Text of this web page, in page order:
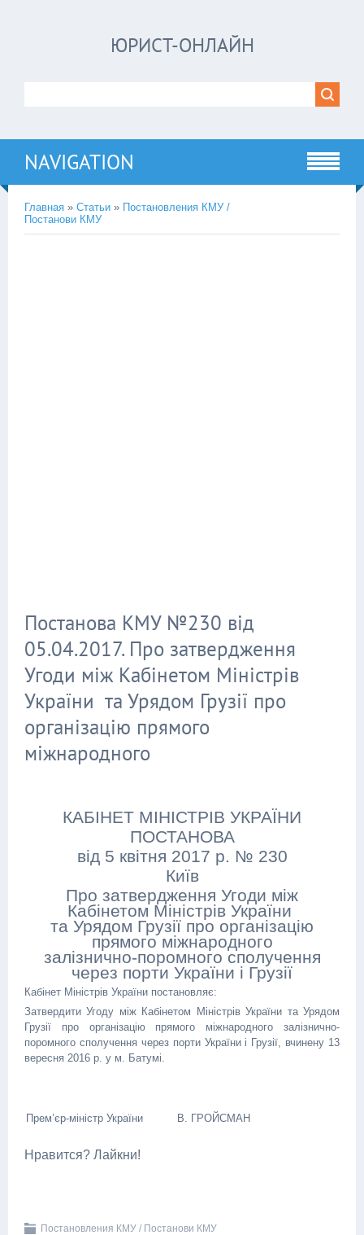
ЮРИСТ-ОНЛАЙН
NAVIGATION
Главная » Статьи » Постановления КМУ /
Постанови КМУ
Постанова КМУ №230 від
05.04.2017. Про затвердження
Угоди між Кабінетом Міністрів
України та Урядом Грузії про
організацію прямого
міжнародного
КАБІНЕТ МІНІСТРІВ УКРАЇНИ
ПОСТАНОВА
від 5 квітня 2017 р. № 230
Київ
Про затвердження Угоди між
Кабінетом Міністрів України
та Урядом Грузії про організацію
прямого міжнародного
залізнично-поромного сполучення
через порти України і Грузії
Кабінет Міністрів України постановляє:
Затвердити Угоду між Кабінетом Міністрів України та Урядом
Грузії про організацію прямого міжнародного залізнично-
поромного сполучення через порти України і Грузії, вчинену 13
вересня 2016 р. у м. Батумі.
Прем’єр-міністр України В. ГРОЙСМАН
Нравится? Лайкни!
Постановления КМУ / Постанови КМУ